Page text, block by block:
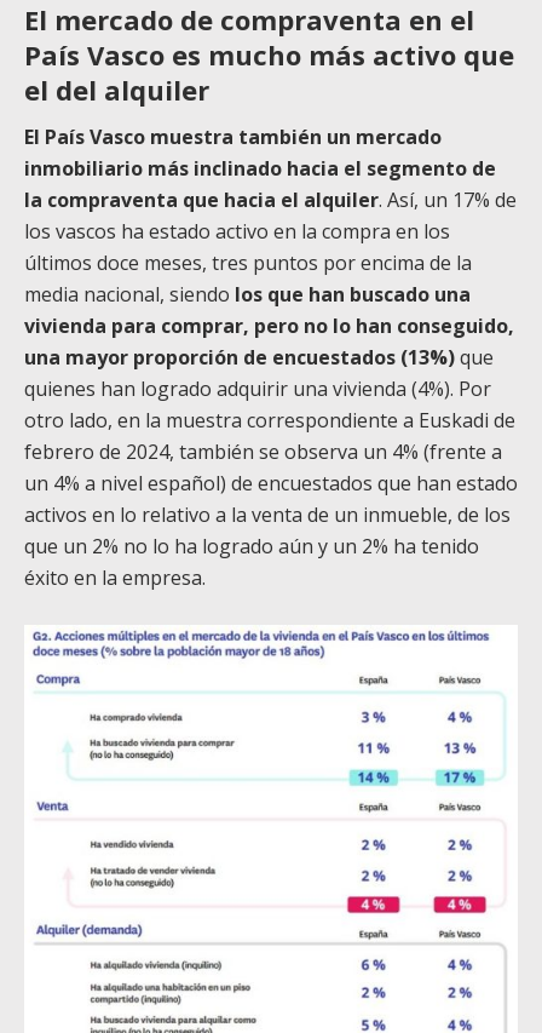
El mercado de compraventa en el
País Vasco es mucho más activo que
el del alquiler
El País Vasco muestra también un mercado
inmobiliario más inclinado hacia el segmento de
la compraventa que hacia el alquiler. Así, un 17% de
los vascos ha estado activo en la compra en los
últimos doce meses, tres puntos por encima de la
media nacional, siendo los que han buscado una
vivienda para comprar, pero no lo han conseguido,
una mayor proporción de encuestados (13%)que
quienes han logrado adquirir una vivienda (4%). Por
otro lado, en la muestra correspondiente a Euskadi de
febrero de 2024, también se observa un 4% (frente a
un 4% a nivel español) de encuestados que han estado
activos en lo relativo a la venta de un inmueble, de los
que un 2% no lo ha logrado aún y un 2% ha tenido
éxito en la empresa.